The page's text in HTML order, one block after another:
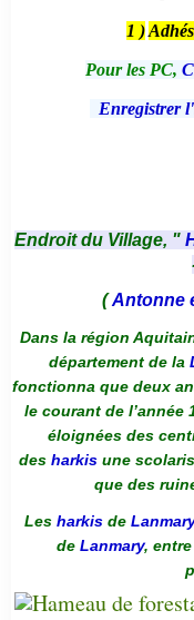
1 )
Pour les PC,
Enregistrer
Endroit du Village, "
(Antonne
Dans la région
département de la
fonctionna que deux
le courant de l’année
éloignées des
des harkis une
que des
Les harkis de
de Lanmary,